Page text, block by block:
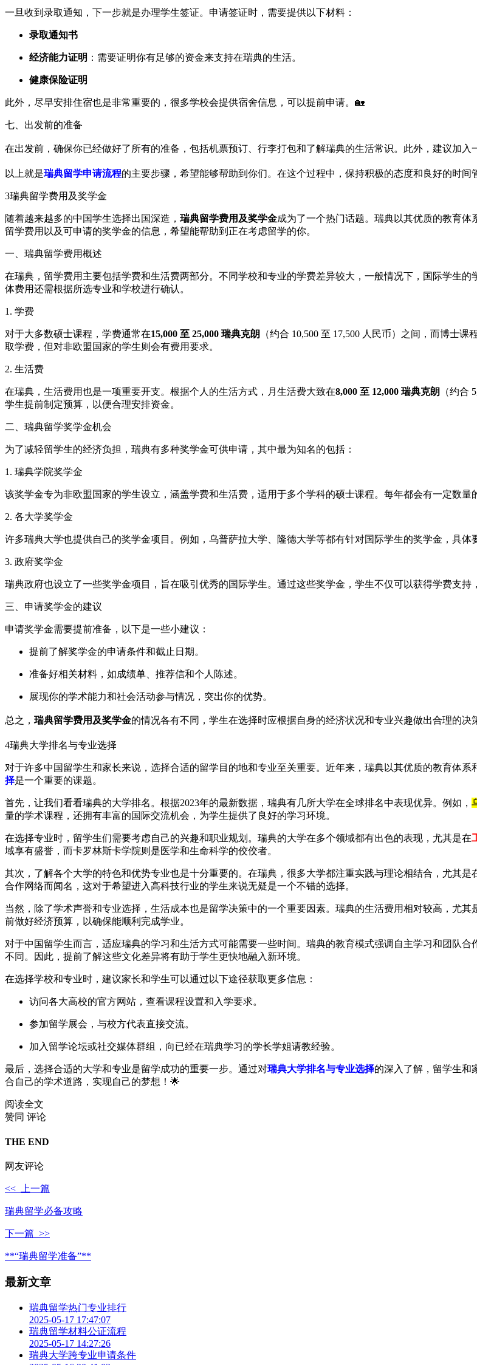
一旦收到录取通知，下一步就是办理学生签证。申请签证时，需要提供以下材料：
录取通知书
经济能力证明 ：需要证明你有足够的资金来支持在瑞典的生活。
健康保险证明
此外，尽早安排住宿也是非常重要的，很多学校会提供宿舍信息，可以提前申请。🏡
七、出发前的准备
在出发前，确保你已经做好了所有的准备，包括机票预订、行李打包和了解瑞典的生活常识。此外，建议加
以上就是瑞典留学申请流程的主要步骤，希望能够帮助到你们。在这个过程中，保持积极的态度和良好的时间
3瑞典留学费用及奖学金
随着越来越多的中国学生选择出国深造， 瑞典留学费用及奖学金成为了一个热门话题。瑞典以其优质的教育
留学费用以及可申请的奖学金的信息，希望能帮助到正在考虑留学的你。
一、瑞典留学费用概述
在瑞典，留学费用主要包括学费和生活费两部分。不同学校和专业的学费差异较大，一般情况下，国际学生的
体费用还需根据所选专业和学校进行确认。
1. 学费
对于大多数硕士课程，学费通常在15,000 至 25,000 瑞典克朗
（约合 10,500 至 17,500 人民币）之间，而博士
取学费，但对非欧盟国家的学生则会有费用要求。
2. 生活费
在瑞典，生活费用也是一项重要开支。根据个人的生活方式，月生活费大致在8,000 至 12,000 瑞典克朗
（约合
学生提前制定预算，以便合理安排资金。
二、瑞典留学奖学金机会
为了减轻留学生的经济负担，瑞典有多种奖学金可供申请，其中最为知名的包括：
1. 瑞典学院奖学金
该奖学金专为非欧盟国家的学生设立，涵盖学费和生活费，适用于多个学科的硕士课程。每年都会有一定数量
2. 各大学奖学金
许多瑞典大学也提供自己的奖学金项目。例如，乌普萨拉大学、隆德大学等都有针对国际学生的奖学金，具体
3. 政府奖学金
瑞典政府也设立了一些奖学金项目，旨在吸引优秀的国际学生。通过这些奖学金，学生不仅可以获得学费支持
三、申请奖学金的建议
申请奖学金需要提前准备，以下是一些小建议：
提前了解奖学金的申请条件和截止日期。
准备好相关材料，如成绩单、推荐信和个人陈述。
展现你的学术能力和社会活动参与情况，突出你的优势。
总之， 瑞典留学费用及奖学金的情况各有不同，学生在选择时应根据自身的经济状况和专业兴趣做出合理的
4瑞典大学排名与专业选择
对于许多中国留学生和家长来说，选择合适的留学目的地和专业至关重要。近年来，瑞典以其优质的教育体
择是一个重要的课题。
首先，让我们看看瑞典的大学排名。根据2023年的最新数据，瑞典有几所大学在全球排名中表现优异。例如，
量的学术课程，还拥有丰富的国际交流机会，为学生提供了良好的学习环境。
在选择专业时，留学生们需要考虑自己的兴趣和职业规划。瑞典的大学在多个领域都有出色的表现，尤其是在
域享有盛誉，而卡罗林斯卡学院则是医学和生命科学的佼佼者。
其次，了解各个大学的特色和优势专业也是十分重要的。在瑞典，很多大学都注重实践与理论相结合，尤其是
合作网络而闻名，这对于希望进入高科技行业的学生来说无疑是一个不错的选择。
当然，除了学术声誉和专业选择，生活成本也是留学决策中的一个重要因素。瑞典的生活费用相对较高，尤
前做好经济预算，以确保能顺利完成学业。
对于中国留学生而言，适应瑞典的学习和生活方式可能需要一些时间。瑞典的教育模式强调自主学习和团队
不同。因此，提前了解这些文化差异将有助于学生更快地融入新环境。
在选择学校和专业时，建议家长和学生可以通过以下途径获取更多信息：
访问各大高校的官方网站，查看课程设置和入学要求。
参加留学展会，与校方代表直接交流。
加入留学论坛或社交媒体群组，向已经在瑞典学习的学长学姐请教经验。
最后，选择合适的大学和专业是留学成功的重要一步。通过对瑞典大学排名与专业选择的深入了解，留学生和
合自己的学术道路，实现自己的梦想！🌟
阅读全文
赞同 评论
THE END
网友评论
<< 上一篇
瑞典留学必备攻略
下一篇 >>
**“瑞典留学准备”**
最新文章
瑞典留学热门专业排行
2025-05-17 17:47:07
瑞典留学材料公证流程
2025-05-17 14:27:26
瑞典大学跨专业申请条件